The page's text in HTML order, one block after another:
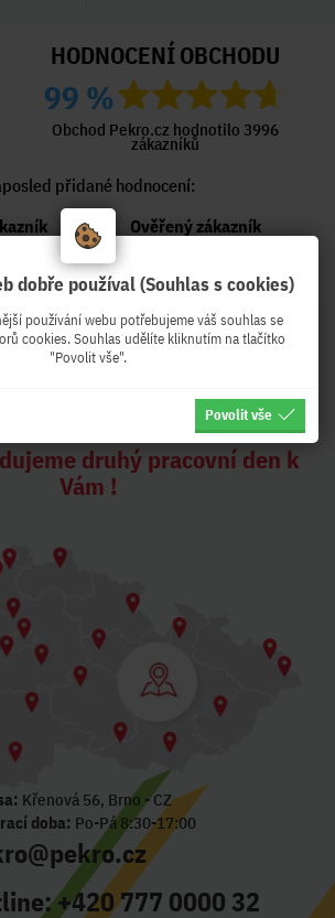
HODNOCENÍ OBCHODU
99 %
Obchod Pekro.cz hodnotilo 3996
zákazníků
přidané hodnocení:
Ověřený zákazník
druhý pracovní den k
Vám !
Křenová 56, Brno - CZ
doba: Po-Pá 8:30-17:00
+420 777 0000 32
dobře používal (Souhlas s cookies)
používání webu potřebujeme váš souhlas se
cookies. Souhlas udělíte kliknutím na tlačítko
"Povolit vše".
Povolit vše